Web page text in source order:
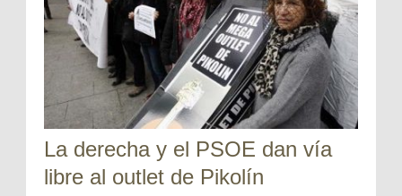
La derecha y el PSOE dan vía
libre al outlet de Pikolín